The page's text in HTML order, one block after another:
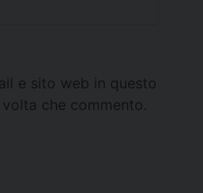
e sito web in questo
che commento.